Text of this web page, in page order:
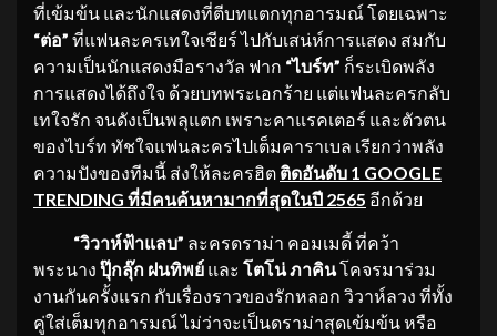
ที่เข้มข้น และนักแสดงที่ตีบทแตกทุกอารมณ์ โดยเฉพาะ
“ต่อ” ที่แฟนละครเทใจเชียร์ ไปกับเสน่ห์การแสดง สมกับ
ความเป็นนักแสดงมือรางวัล ฟาก “ไบร์ท” ก็ระเบิดพลัง
การแสดงได้ถึงใจ ด้วยบทพระเอกร้าย แต่แฟนละครกลับ
เทใจรัก จนดังเป็นพลุแตก เพราะคาแรคเตอร์ และตัวตน
ของไบร์ท ทัชใจแฟนละครไปเต็มคาราเบล เรียกว่าพลัง
ความปังของทีมนี้ ส่งให้ละครฮิต ติดอันดับ 1 GOOGLE
TRENDING ที่มีคนค้นหามากที่สุดในปี 2565 อีกด้วย
“วิวาห์ฟ้าแลบ” ละครดราม่า คอมเมดี้ ที่คว้า
พระนาง ปุ๊กลุ๊ก ฝนทิพย์ และ โตโน่ ภาคินโคจรมาร่วม
งานกันครั้งแรก กับเรื่องราวของรักหลอก วิวาห์ลวง ที่ทั้ง
คู่ใส่เต็มทุกอารมณ์ ไม่ว่าจะเป็นดราม่าสุดเข้มข้น หรือ